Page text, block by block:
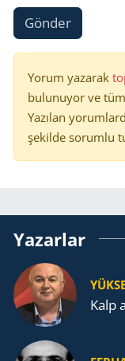
Gönder
Yorum yazarak
bulunuyor ve
Yazılan
şekilde sorumlu
Yazarlar
Kalp